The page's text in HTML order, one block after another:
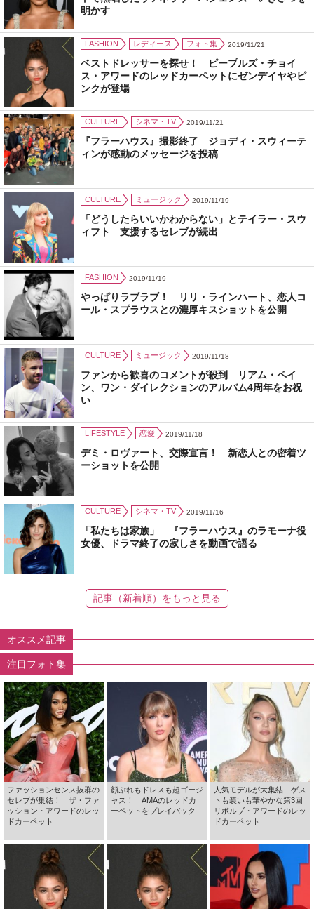
明かす
FASHION レディース フォト集 2019/11/21
ベストドレッサーを探せ！ ピープルズ・チョイ
ス・アワードのレッドカーペットにゼンデイヤやピ
ンクが登場
CULTURE シネマ・TV 2019/11/21
『フラーハウス』撮影終了 ジョディ・スウィーテ
ィンが感動のメッセージを投稿
CULTURE ミュージック 2019/11/19
「どうしたらいいかわからない」とテイラー・スウ
ィフト 支援するセレブが続出
FASHION 2019/11/19
やっぱりラブラブ！ リリ・ラインハート、恋人コ
ール・スプラウスとの濃厚キスショットを公開
CULTURE ミュージック 2019/11/18
ファンから歓喜のコメントが殺到 リアム・ペイ
ン、ワン・ダイレクションのアルバム4周年をお祝
い
LIFESTYLE 恋愛 2019/11/18
デミ・ロヴァート、交際宣言！ 新恋人との密着ツ
ーショットを公開
CULTURE シネマ・TV 2019/11/16
「私たちは家族」 『フラーハウス』のラモーナ役
女優、ドラマ終了の寂しさを動画で語る
記事（新着順）をもっと見る
オススメ記事
注目フォト集
ファッションセンス抜群の
セレブが集結！ ザ・ファ
ッション・アワードのレッ
ドカーペット
顔ぶれもドレスも超ゴージ
ャス！ AMAのレッドカ
ーペットをプレイバック
人気モデルが大集結 ゲス
トも装いも華やかな第3回
リボルブ・アワードのレッ
ドカーペット